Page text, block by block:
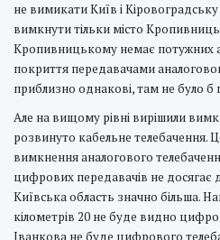
не вимикати Київ і
вимкнути тільки місто
Кропивницькому немає потужних
покриття передавачами
приблизно однакові, там не було б
Але на вищому рівні вирішили
розвинуто кабельне телебачення.
вимкнення аналогового
цифрових передавачів не досягає
Київська область значно більша.
кілометрів 20 не буде видно
Іванкова не буде цифрового